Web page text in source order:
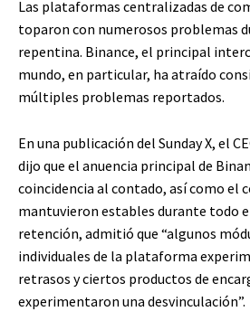
Las plataformas centralizadas de
toparon con numerosos problemas
repentina. Binance, el principal
mundo, en particular, ha atraído
múltiples problemas reportados.
En una publicación del Sunday X, el
dijo que el anuencia principal de
coincidencia al contado, así como el
mantuvieron estables durante todo
retención, admitió que “algunos
individuales de la plataforma
retrasos y ciertos productos de
experimentaron una desvinculación”.